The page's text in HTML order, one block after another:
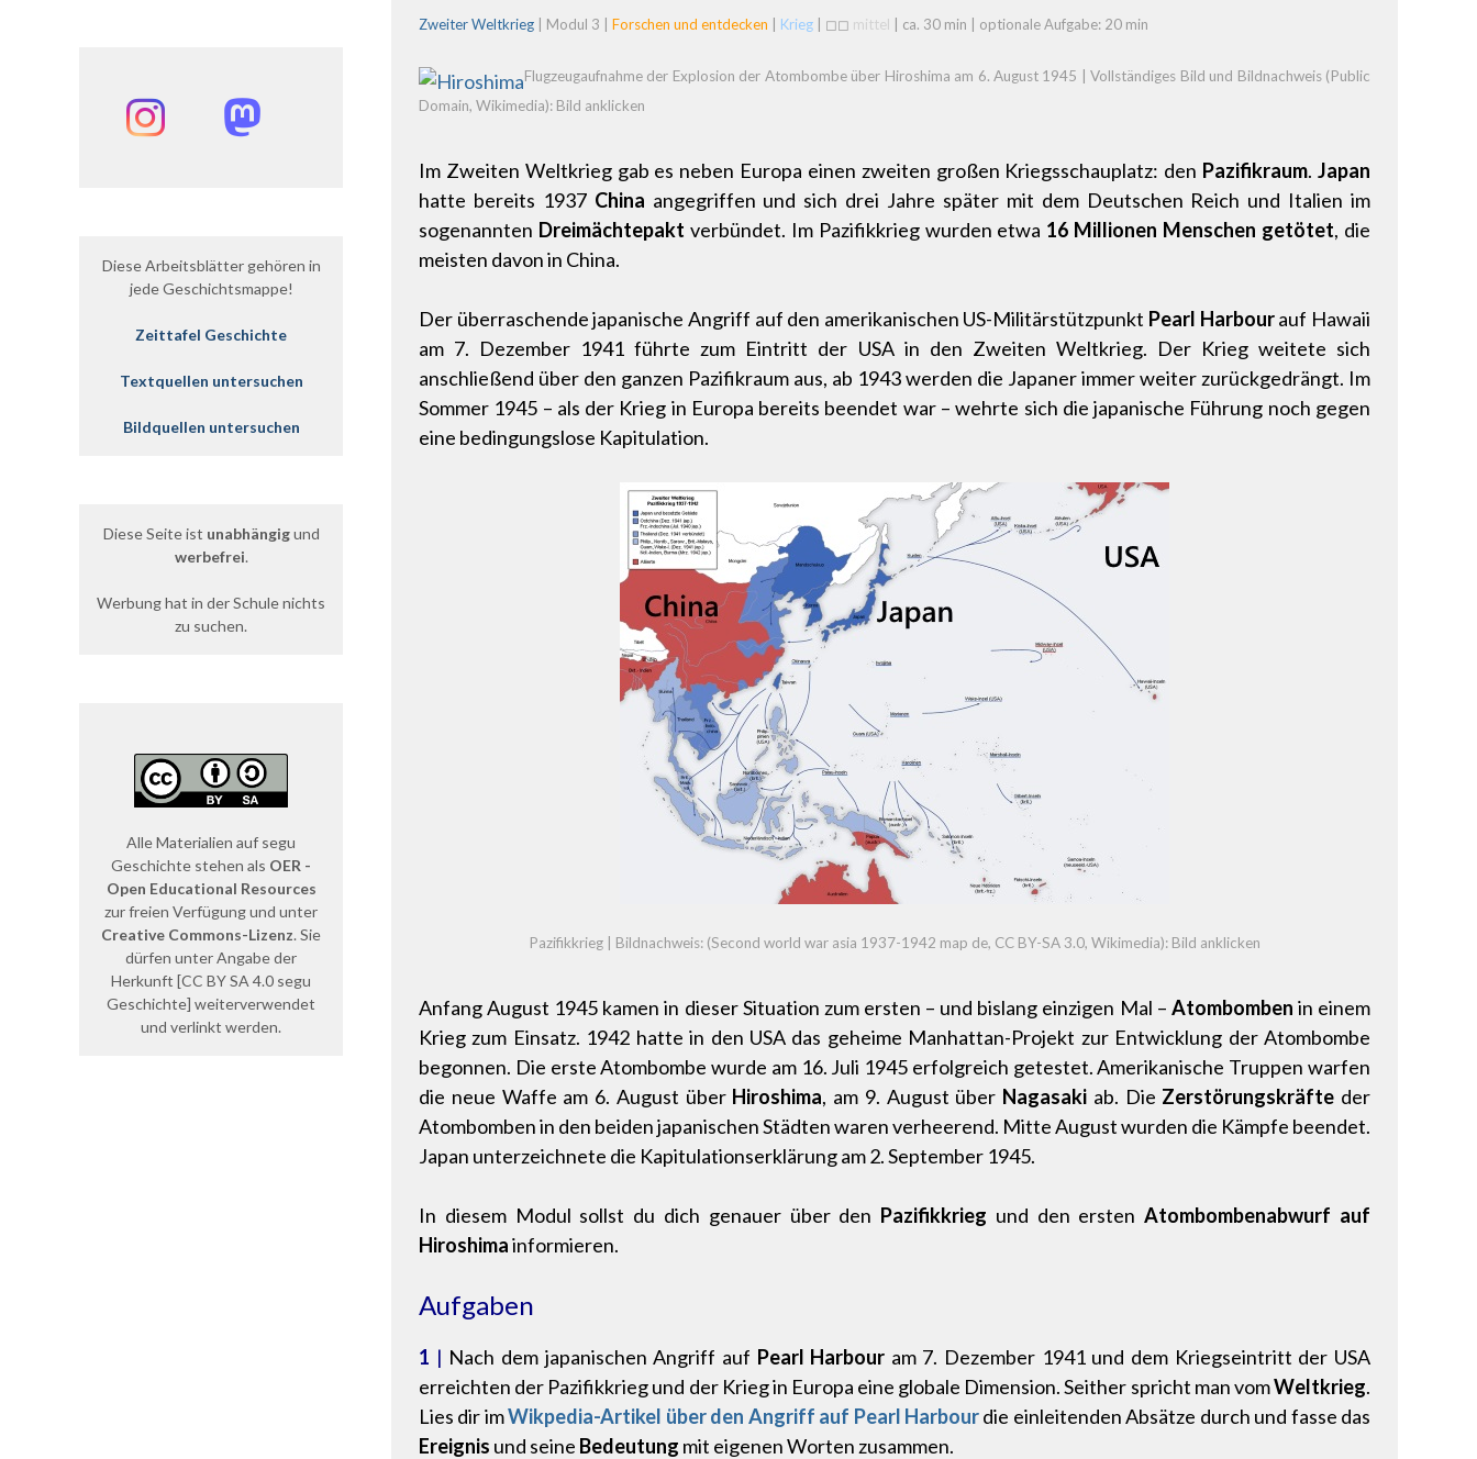
Zweiter Weltkrieg | Modul 3 | Forschen und entdecken Krieg | ◻◻ mittel | ca. 30 min | optionale Aufgabe: 20 min
Flugzeugaufnahme der Explosion der Atombombe über Hiroshima am 6. August 1945 | Vollständiges Bild und Bildnachweis (Public
Domain, Wikimedia): Bild anklicken
Im Zweiten Weltkrieg gab es neben Europa einen zweiten großen Kriegsschauplatz: den Pazifikraum.Japan
hatte bereits 1937 China angegriffen und sich drei Jahre später mit dem Deutschen Reich und Italien im
sogenannten Dreimächtepakt verbündet. Im Pazifikkrieg wurden etwa 16 Millionen Menschen getötet, die
meisten davon in China.
Der überraschende japanische Angriff auf den amerikanischen US-Militärstützpunkt Pearl Harbourauf Hawaii
am 7. Dezember 1941 führte zum Eintritt der USA in den Zweiten Weltkrieg. Der Krieg weitete sich
anschließend über den ganzen Pazifikraum aus, ab 1943 werden die Japaner immer weiter zurückgedrängt. Im
Sommer 1945 – als der Krieg in Europa bereits beendet war – wehrte sich die japanische Führung noch gegen
eine bedingungslose Kapitulation.
Pazifikkrieg | Bildnachweis: (Second world war asia 1937-1942 map de, CC BY-SA 3.0, Wikimedia): Bild anklicken
Anfang August 1945 kamen in dieser Situation zum ersten – und bislang einzigen Mal – Atombomben in einem
Krieg zum Einsatz. 1942 hatte in den USA das geheime Manhattan-Projekt zur Entwicklung der Atombombe
begonnen. Die erste Atombombe wurde am 16. Juli 1945 erfolgreich getestet. Amerikanische Truppen warfen
die neue Waffe am 6. August über Hiroshima, am 9. August über Nagasaki ab. Die Zerstörungskräfte der
Atombomben in den beiden japanischen Städten waren verheerend. Mitte August wurden die Kämpfe beendet.
Japan unterzeichnete die Kapitulationserklärung am 2. September 1945.
In diesem Modul sollst du dich genauer über den Pazifikkrieg und den erstenAtombombenabwurf auf
Hiroshimainformieren.
Aufgaben
1 | Nach dem japanischen Angriff auf Pearl Harbour am 7. Dezember 1941 und dem Kriegseintritt der USA
erreichten der Pazifikkrieg und der Krieg in Europa eine globale Dimension. Seither spricht man vomWeltkrieg.
Lies dir imWikpedia-Artikel über den Angriff auf Pearl Harbourdie einleitenden Absätze durch und fasse das
Ereignis und seine Bedeutung mit eigenen Worten zusammen.
InstagramMastodon
Diese Arbeitsblätter gehören in
jede Geschichtsmappe!
Zeittafel Geschichte
Textquellen untersuchen
Bildquellen untersuchen
Diese Seite ist unabhängigund
werbefrei.
Werbung hat in der Schule nichts
zu suchen.
Alle Materialien auf segu
Geschichte stehen als OER -
Open Educational Resources
zur freien Verfügung und unter
Creative Commons-Lizenz. Sie
dürfen unter Angabe der
Herkunft [CC BY SA 4.0 segu
Geschichte] weiterverwendet
und verlinkt werden.